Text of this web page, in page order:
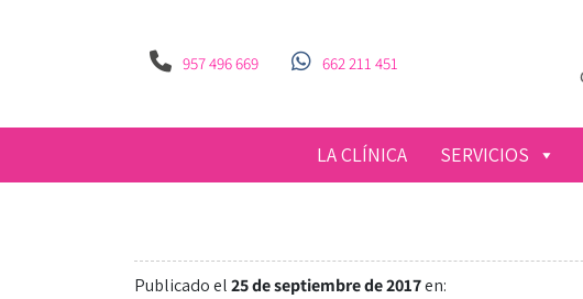
957 496 669 662 211 451
LA CLÍNICA SERVICIOS
Publicado el25 de septiembre de 2017en: